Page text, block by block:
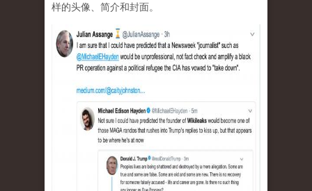
样的头像、简介和封面。